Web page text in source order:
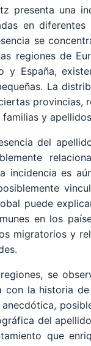
presenta una
en
se
regiones de
y España,
La
provincias,
y
del
incidencia es
puede
en los
migratorios y
se
con la historia
del
que